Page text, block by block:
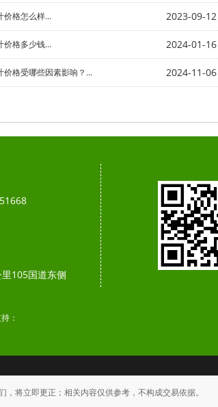
2023-09-
价格怎么样...
2024-01-
价格多少钱...
2024-11-
价格受哪些因素影响？...
105国道东侧
：
将立即更正；相关内容仅供参考，不构成交易依据。